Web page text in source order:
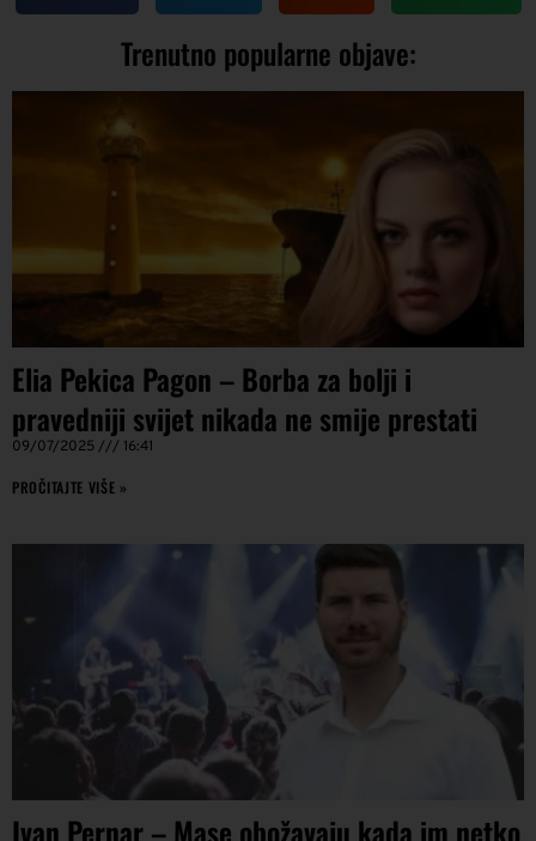
Trenutno popularne objave:
Elia Pekica Pagon – Borba za bolji i
pravedniji svijet nikada ne smije prestati
09/07/2025 16:41
PROČITAJTE VIŠE »
Ivan Pernar – Mase obožavaju kada im netko